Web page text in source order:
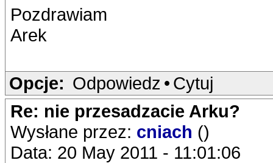
Pozdrawiam
Arek
Opcje: Odpowiedz • Cytuj
Re: nie przesadzacie Arku?
Wysłane przez: cniach ()
Data: 20 May 2011 - 11:01:06